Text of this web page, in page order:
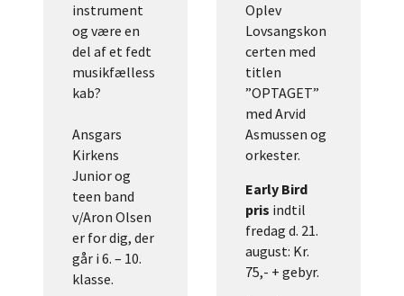
instrument
og være en
del af et fedt
musikfælless
kab?
Ansgars
Kirkens
Junior og
teen band
v/Aron Olsen
er for dig, der
går i 6. – 10.
klasse.
Oplev
Lovsangskon
certen med
titlen
”OPTAGET”
med Arvid
Asmussen og
orkester.
Early Bird
pris indtil
fredag d. 21.
august: Kr.
75,- + gebyr.